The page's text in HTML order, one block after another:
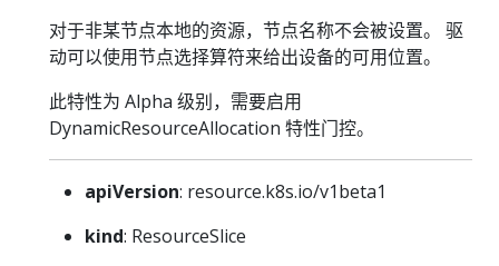
对于非某节点本地的资源，节点名称不会被设置。 驱
动可以使用节点选择算符来给出设备的可用位置。
此特性为 Alpha 级别，需要启用
DynamicResourceAllocation 特性门控。
apiVersion: resource.k8s.io/v1beta1
kind: ResourceSlice